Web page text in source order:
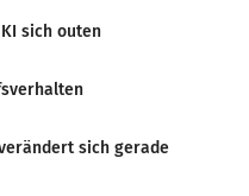
sich outen
sich gerade